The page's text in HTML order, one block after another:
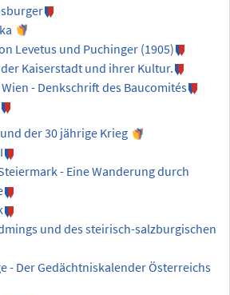
Levetus und Puchinger (1905)
Kaiserstadt und ihrer Kultur.
- Denkschrift des Baucomités
der 30 jährige Krieg
- Eine Wanderung durch
und des steirisch-salzburgischen
- Der Gedächtniskalender Österreichs